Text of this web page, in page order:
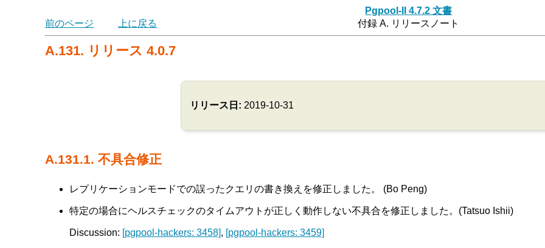
Pgpool-II 4.7.2 文書
前のページ
上に戻る 付録 A. リリースノート
A.131. リリース 4.0.7
リリース日: 2019-10-31
A.131.1. 不具合修正
レプリケーションモードでの誤ったクエリの書き換えを修正しました。 (Bo Peng)
特定の場合にヘルスチェックのタイムアウトが正しく動作しない不具合を修正しました。(Tatsuo Ishii)
Discussion: [pgpool-hackers: 3458], [pgpool-hackers: 3459]